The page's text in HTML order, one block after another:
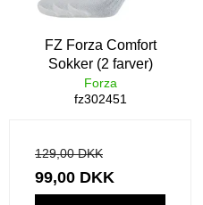
FZ Forza Comfort
Sokker (2 farver)
Forza
fz302451
129,00 DKK
99,00 DKK